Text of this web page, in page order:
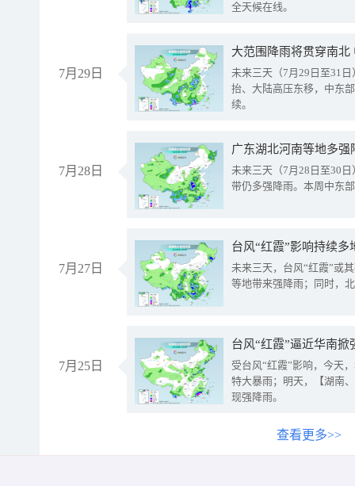
全天候在线。
7月29日
大范围降雨将贯穿南
未来三天（7月29日至31
抬、大陆高压东移，中东
续。
7月28日
广东湖北河南等地多
未来三天（7月28日至30
带仍多强降雨。本周中东
7月27日
台风“红霞”影响持续
未来三天，台风“红霞”或
等地带来强降雨；同时，
7月25日
台风“红霞”逼近华南
受台风“红霞”影响，今天
特大暴雨；明天，【湖南
现强降雨。
查看更多>>